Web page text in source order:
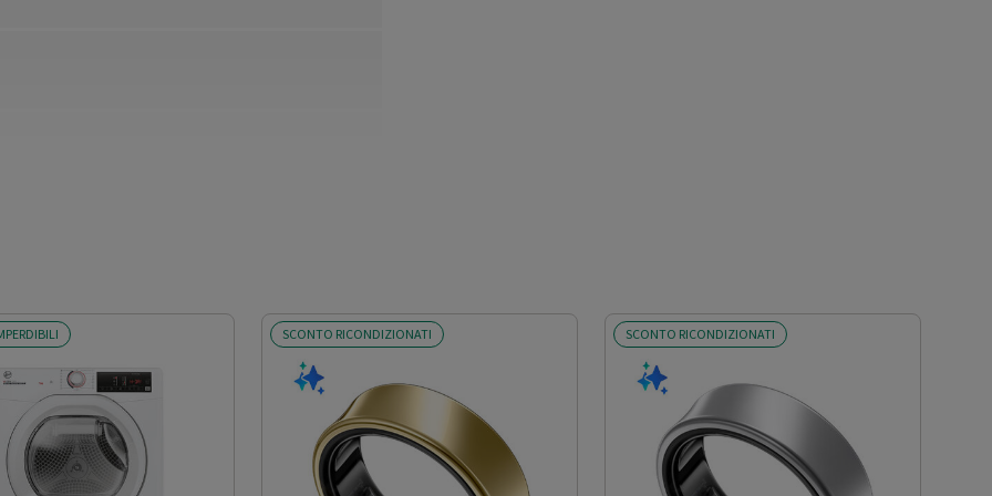
SCONTO RICONDIZIONATI SCONTO RICONDIZIONATI